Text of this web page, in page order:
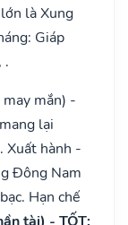
là Xung
Giáp
.
mắn) -
lại
Xuất hành -
Đông Nam
Hạn chế